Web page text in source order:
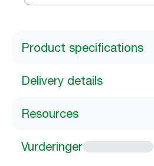
Product specifications
Delivery details
Resources
Vurderinger